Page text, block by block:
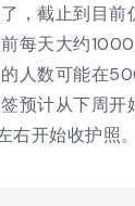
，截止到目前
每天大约
人数可能在
预计从下周开
右开始收护照